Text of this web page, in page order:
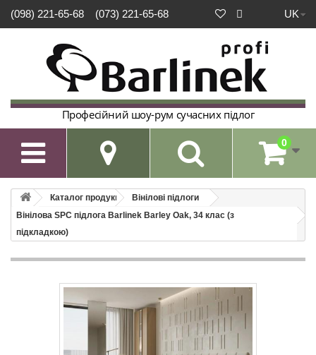
UK
(098) 221-65-68 (073) 221-65-68
Професійний шоу-рум сучасних підлог
 0
Каталог продукції
Вінілові підлоги
Вінілова SPC підлога Barlinek Barley Oak, 34 клас (з
підкладкою)